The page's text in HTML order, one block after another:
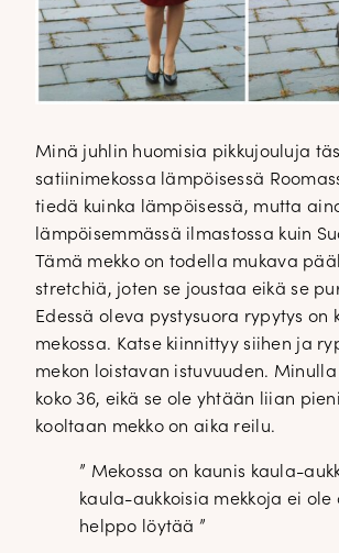
Minä juhlin huomisia pikkujouluja
satiinimekossa lämpöisessä
tiedä kuinka lämpöisessä, mutta
lämpöisemmässä ilmastossa kuin
Tämä mekko on todella mukava
stretchiä, joten se joustaa eikä se
Edessä oleva pystysuora rypytys on
mekossa. Katse kiinnittyy siihen ja
mekon loistavan istuvuuden. Minulla
koko 36, eikä se ole yhtään liian
kooltaan mekko on aika reilu.
” Mekossa on kaunis kaula-
kaula-aukkoisia mekkoja ei ole
helppo löytää ”